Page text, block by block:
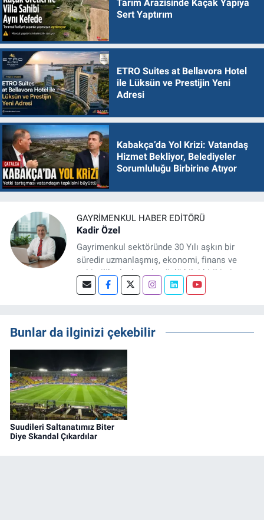
Tarım Arazisinde Kaçak Yapıya
Sert Yaptırım
ETRO Suites at Bellavora Hotel
ile Lüksün ve Prestijin Yeni
Adresi
Kabakça’da Yol Krizi: Vatandaş
Hizmet Bekliyor, Belediyeler
Sorumluluğu Birbirine Atıyor
GAYRIMENKUL HABER EDITÖRÜ
Kadir Özel
Gayrimenkul sektöründe 30 Yılı aşkın bir
süredir uzmanlaşmış, ekonomi, finans ve
şehircilik alanlarında güçlü bilgi birikimine
sahip, dijital medya odaklı deneyimli bir
projeleri üzerine haber, analiz ve özel
dosyalar hazırlama konusunda yetkinim.
Bunlar da ilginizi çekebilir
Suudileri Saltanatımız Biter
Diye Skandal Çıkardılar